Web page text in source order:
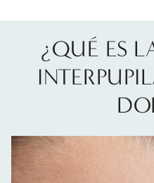
¿QUÉ ES